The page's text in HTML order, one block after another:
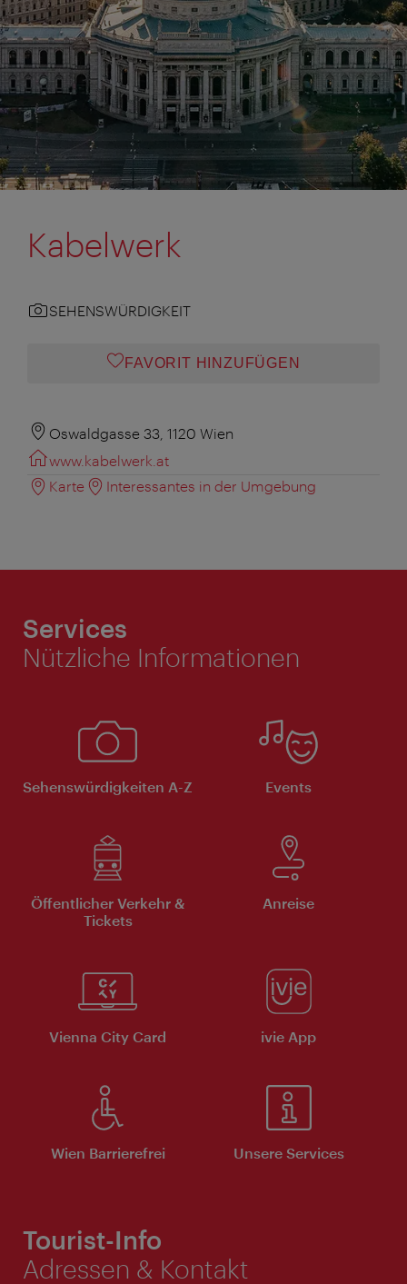
Kabelwerk
SEHENSWÜRDIGKEIT
FAVORIT HINZUFÜGEN
Oswaldgasse 33, 1120 Wien
www.kabelwerk.at
Karte
Interessantes in der Umgebung
Services
Nützliche Informationen
Sehenswürdigkeiten A-Z Events
Öffentlicher Verkehr &
Tickets
Anreise
Vienna City Card ivie App
Wien Barrierefrei Unsere Services
Tourist-Info
Adressen & Kontakt